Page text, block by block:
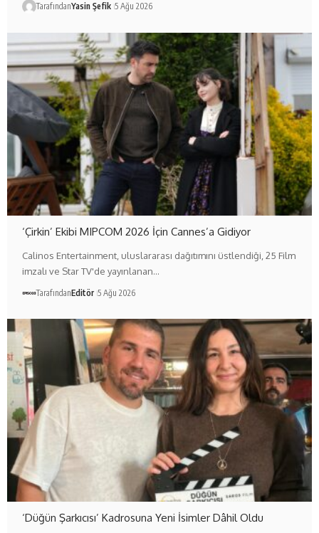
TarafındanYasin Şefik 5 Ağu 2026
‘Çirkin’ Ekibi MIPCOM 2026 İçin Cannes’a Gidiyor
Calinos Entertainment, uluslararası dağıtımını üstlendiği, 25 Film
imzalı ve Star TV'de yayınlanan…
TarafındanEditör 5 Ağu 2026
‘Düğün Şarkıcısı’ Kadrosuna Yeni İsimler Dâhil Oldu